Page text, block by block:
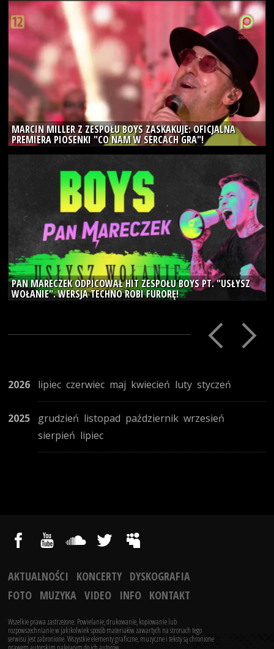
MARCIN MILLER Z ZESPOŁU BOYS ZASKAKUJE: OFICJALNA
PREMIERA PIOSENKI "CO NAM W SERCACH GRA"!
12
paz
2023
PAN MARECZEK ODPICOWAŁ HIT ZESPOŁU BOYS PT. "USŁYSZ
WOŁANIE". WERSJA TECHNO ROBI FURORĘ!
2026 lipiec czerwiec maj kwiecień luty styczeń
2025 grudzień listopad październik wrzesień
sierpień lipiec
AKTUALNOŚCI KONCERTY DYSKOGRAFIA
FOTO MUZYKA VIDEO INFO KONTAKT
Wszelkie prawa zastrzeżone. Powielanie, drukowanie, kopiowanie lub
rozpowszechnianie w jakikolwiek sposób materiałów zawartych na stronach tego
serwisu jest zabronione.Wszystkie elementy graficzne, muzyczne i teksty są chronione